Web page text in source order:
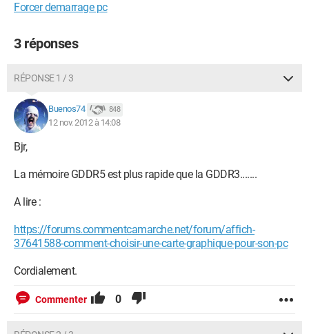
Forcer demarrage pc
3 réponses
RÉPONSE 1 / 3
Buenos74 848
12 nov. 2012 à 14:08
Bjr,
La mémoire GDDR5 est plus rapide que la GDDR3.......
A lire :
https://forums.commentcamarche.net/forum/affich-
37641588-comment-choisir-une-carte-graphique-pour-son-pc
Cordialement.
Commenter 0